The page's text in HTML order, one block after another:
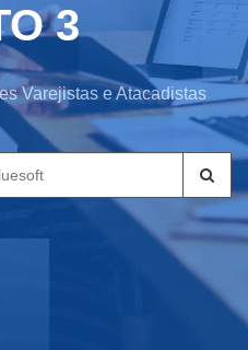
3
Varejistas e Atacadistas